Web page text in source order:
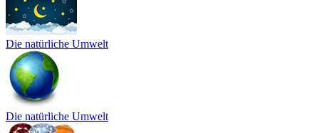
Die natürliche Umwelt
Die natürliche Umwelt